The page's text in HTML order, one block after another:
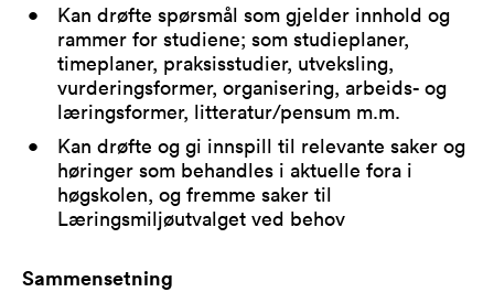
Kan drøfte spørsmål som gjelder innhold og
rammer for studiene; som studieplaner,
timeplaner, praksisstudier, utveksling,
vurderingsformer, organisering, arbeids- og
læringsformer, litteratur/pensum m.m.
Kan drøfte og gi innspill til relevante saker og
høringer som behandles i aktuelle fora i
høgskolen, og fremme saker til
Læringsmiljøutvalget ved behov
Sammensetning